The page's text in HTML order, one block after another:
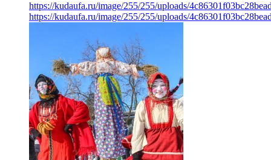
https://kudaufa.ru/image/255/255/uploads/
https://kudaufa.ru/image/255/255/uploads/